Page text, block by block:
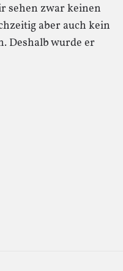
sehen zwar keinen
aber auch kein
Deshalb wurde er